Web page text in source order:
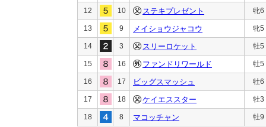
12 10 ステキプレゼント 牝6
13 9 メイショウジャコウ 牝5
14 3 スリーロケット 牡5
15 16 ファンドリワールド 牡5
16 17 ビッグスマッシュ 牡6
17 18 ケイエススター 牡3
18 8 マコッチャン 牡9